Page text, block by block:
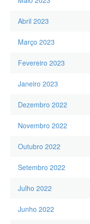
Abril 2023
Março 2023
Fevereiro 2023
Janeiro 2023
Dezembro 2022
Novembro 2022
Outubro 2022
Setembro 2022
Julho 2022
Junho 2022